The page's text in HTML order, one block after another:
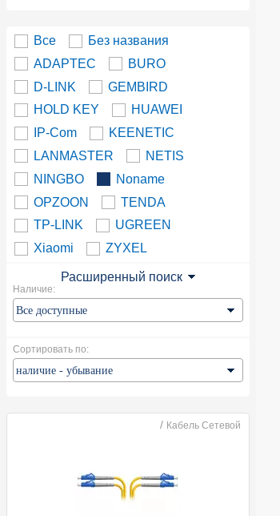
Все
Без названия
ADAPTEC
BURO
D-LINK
GEMBIRD
HOLD KEY
HUAWEI
IP-Com
KEENETIC
LANMASTER
NETIS
NINGBO
Noname
OPZOON
TENDA
TP-LINK
UGREEN
Xiaomi
ZYXEL
Расширенный поиск
Наличие:
Сортировать по:
/ Кабель Сетевой